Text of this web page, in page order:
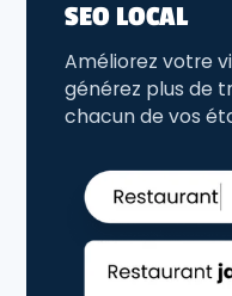
SEO LOCAL
Améliorez votre
générez plus de
chacun de vos